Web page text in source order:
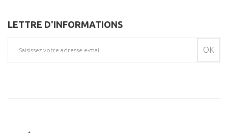
LETTRE D'INFORMATIONS
OK